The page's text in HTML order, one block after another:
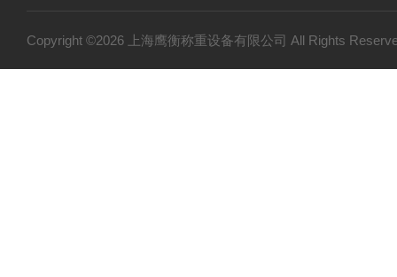
Copyright ©2026 上海鹰衡称重设备有限公司 All Rights